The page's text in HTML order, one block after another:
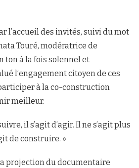
l’accueil des invités, suivi du mot
Touré, modératrice de
ton à la fois solennel et
l’engagement citoyen de ces
à la co-construction
meilleur.
il s’agit d’agir. Il ne s’agit plus
de construire. »
la projection du documentaire